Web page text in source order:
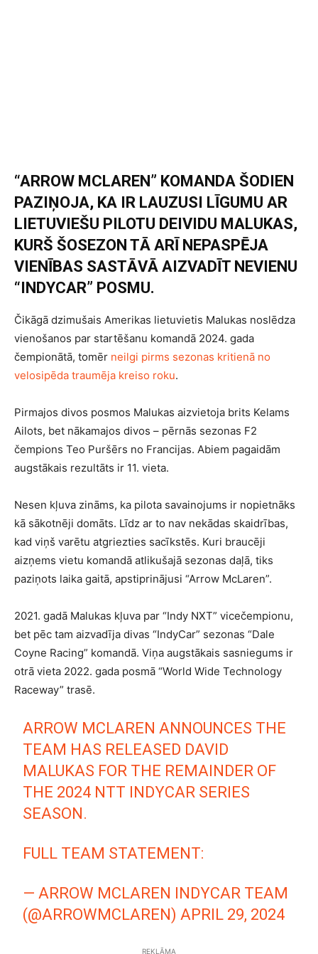
“ARROW MCLAREN” KOMANDA ŠODIEN
PAZIŅOJA, KA IR LAUZUSI LĪGUMU AR
LIETUVIEŠU PILOTU DEIVIDU MALUKAS,
KURŠ ŠOSEZON TĀ ARĪ NEPASPĒJA
VIENĪBAS SASTĀVĀ AIZVADĪT NEVIENU
“INDYCAR” POSMU.
Čikāgā dzimušais Amerikas lietuvietis Malukas noslēdza
vienošanos par startēšanu komandā 2024. gada
čempionātā, tomēr neilgi pirms sezonas kritienā no
velosipēda traumēja kreiso roku.
Pirmajos divos posmos Malukas aizvietoja brits Kelams
Ailots, bet nākamajos divos – pērnās sezonas F2
čempions Teo Puršērs no Francijas. Abiem pagaidām
augstākais rezultāts ir 11. vieta.
Nesen kļuva zināms, ka pilota savainojums ir nopietnāks
kā sākotnēji domāts. Līdz ar to nav nekādas skaidrības,
kad viņš varētu atgriezties sacīkstēs. Kuri braucēji
aizņems vietu komandā atlikušajā sezonas daļā, tiks
paziņots laika gaitā, apstiprinājusi “Arrow McLaren”.
2021. gadā Malukas kļuva par “Indy NXT” vicečempionu,
bet pēc tam aizvadīja divas “IndyCar” sezonas “Dale
Coyne Racing” komandā. Viņa augstākais sasniegums ir
otrā vieta 2022. gada posmā “World Wide Technology
Raceway” trasē.
ARROW MCLAREN ANNOUNCES THE
TEAM HAS RELEASED DAVID
MALUKAS FOR THE REMAINDER OF
THE 2024 NTT INDYCAR SERIES
SEASON.
FULL TEAM STATEMENT:
— ARROW MCLAREN INDYCAR TEAM
(@ARROWMCLAREN) APRIL 29, 2024
REKLĀMA